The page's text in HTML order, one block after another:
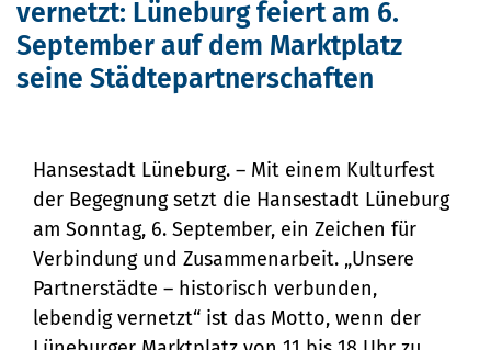
Politik
Verwaltung
Stellenausschreibungen
Bürgerservice
Bürgeramt
Online-Dienste
Rückrufformular
Klimaschutz und Umwelt
Klimaschutz
Klimaanpassung
Bauen und Mobilität
Stadtentwicklung
Aktuelles
Marktplatz seine …
vernetzt: Lüneburg feiert am 6.
September auf dem Marktplatz
seine Städtepartnerschaften
Hansestadt Lüneburg. – Mit einem Kulturfest
der Begegnung setzt die Hansestadt Lüneburg
am Sonntag, 6. September, ein Zeichen für
Verbindung und Zusammenarbeit. „Unsere
Partnerstädte – historisch verbunden,
lebendig vernetzt“ ist das Motto, wenn der